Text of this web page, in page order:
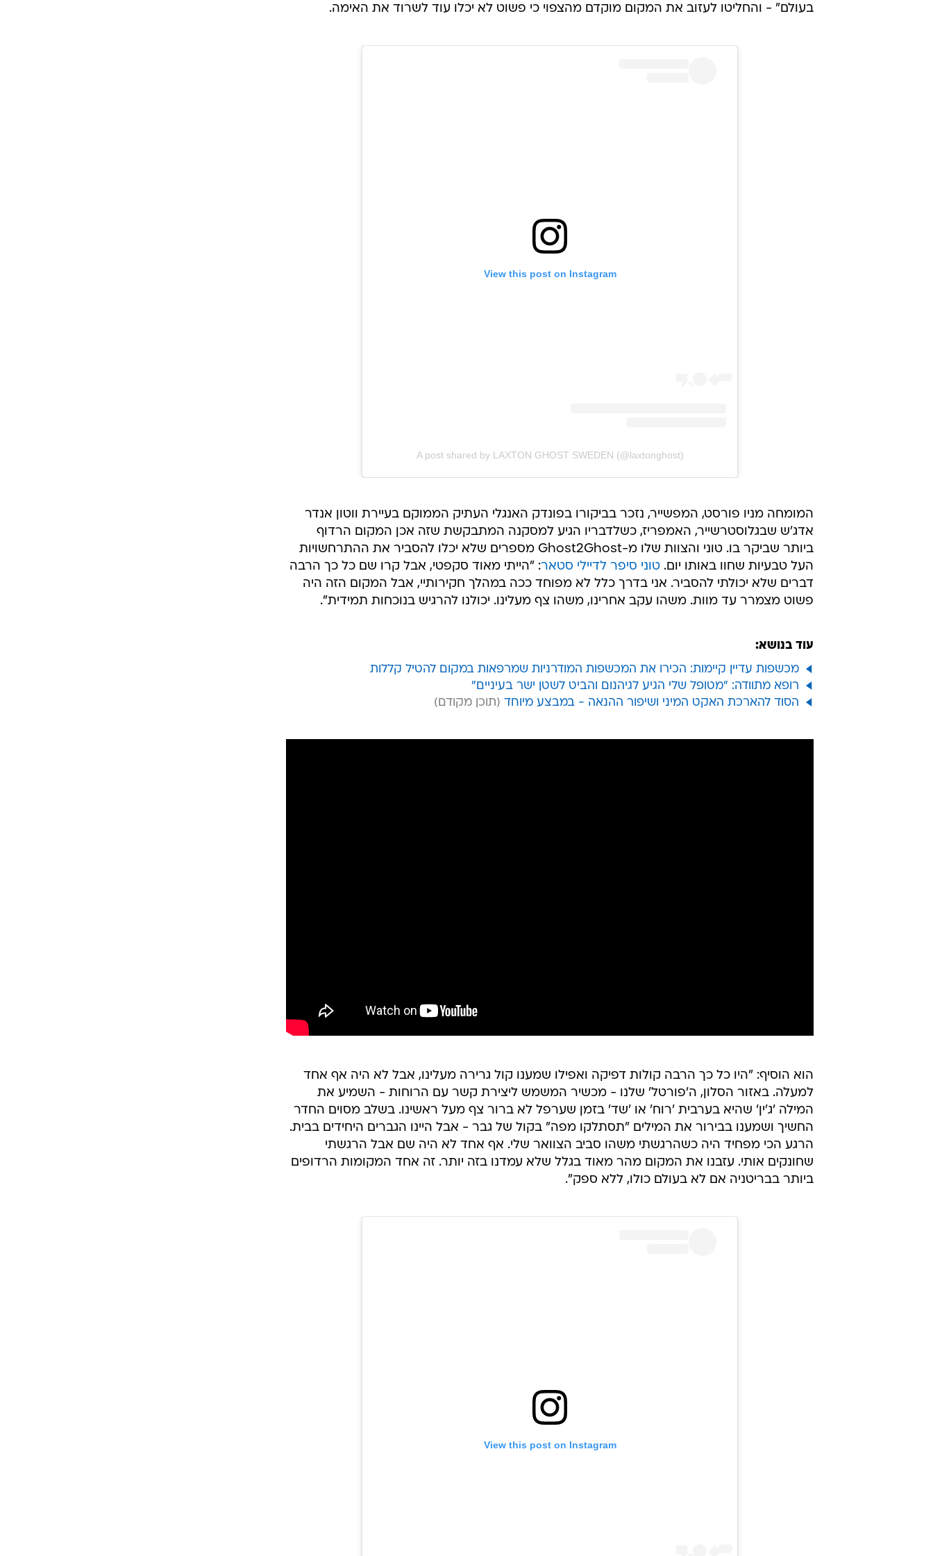
בעולם" - והחליטו לעזוב את המקום מוקדם מהצפוי כי פשוט לא יכלו עוד לשרוד את האימה.
View this post on Instagram
A post shared by LAXTON GHOST SWEDEN (@laxtonghost)
המומחה מניו פורסט, המפשייר, נזכר בביקורו בפונדק האנגלי העתיק הממוקם בעיירת ווטון אנדר
אדג'ש שבגלוסטרשייר, האמפריז, כשלדבריו הגיע למסקנה המתבקשת שזה אכן המקום הרדוף
ביותר שביקר בו. טוני והצוות שלו מ-Ghost2Ghost מספרים שלא יכלו להסביר את ההתרחשויות
העל טבעיות שחוו באותו יום. טוני סיפר לדיילי סטאר: "הייתי מאוד סקפטי, אבל קרו שם כל כך הרבה
דברים שלא יכולתי להסביר. אני בדרך כלל לא מפוחד ככה במהלך חקירותיי, אבל המקום הזה היה
פשוט מצמרר עד מוות. משהו עקב אחרינו, משהו צף מעלינו. יכולנו להרגיש בנוכחות תמידית".
עוד בנושא:
מכשפות עדיין קיימות: הכירו את המכשפות המודרניות שמרפאות במקום להטיל קללות
רופא מתוודה: "מטופל שלי הגיע לגיהנום והביט לשטן ישר בעיניים"
הסוד להארכת האקט המיני ושיפור ההנאה - במבצע מיוחד
הוא הוסיף: "היו כל כך הרבה קולות דפיקה ואפילו שמענו קול גרירה מעלינו, אבל לא היה אף אחד
למעלה. באזור הסלון, ה'פורטל' שלנו - מכשיר המשמש ליצירת קשר עם הרוחות - השמיע את
המילה 'ג'ין' שהיא בערבית 'רוח' או 'שד' בזמן שערפל לא ברור צף מעל ראשינו. בשלב מסוים החדר
החשיך ושמענו בבירור את המילים "תסתלקו מפה" בקול של גבר - אבל היינו הגברים היחידים בבית.
הרגע הכי מפחיד היה כשהרגשתי משהו סביב הצוואר שלי. אף אחד לא היה שם אבל הרגשתי
שחונקים אותי. עזבנו את המקום מהר מאוד בגלל שלא עמדנו בזה יותר. זה אחד המקומות הרדופים
ביותר בבריטניה אם לא בעולם כולו, ללא ספק".
View this post on Instagram